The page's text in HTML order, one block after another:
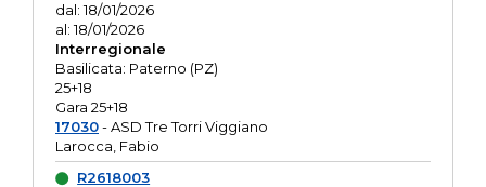
dal: 18/01/2026
al: 18/01/2026
Interregionale
Basilicata: Paterno (PZ)
25+18
Gara 25+18
17030- ASD Tre Torri Viggiano
Larocca, Fabio
R2618003